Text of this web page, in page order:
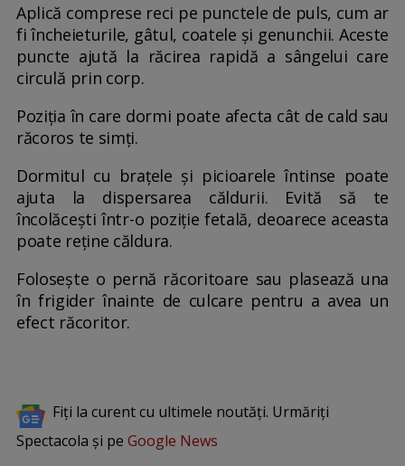
Aplică comprese reci pe punctele de puls, cum ar
fi încheieturile, gâtul, coatele și genunchii. Aceste
puncte ajută la răcirea rapidă a sângelui care
circulă prin corp.
Poziția în care dormi poate afecta cât de cald sau
răcoros te simți.
Dormitul cu brațele și picioarele întinse poate
ajuta la dispersarea căldurii. Evită să te
încolăcești într-o poziție fetală, deoarece aceasta
poate reține căldura.
Folosește o pernă răcoritoare sau plasează una
în frigider înainte de culcare pentru a avea un
efect răcoritor.
Fiți la curent cu ultimele noutăți. Urmăriți
Spectacola și pe Google News